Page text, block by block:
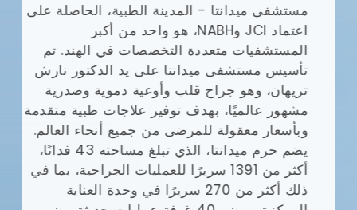
مستشفى ميدانتا - المدينة الطبية، الحاصلة على
اعتماد JCI وNABH، هو واحد من أكبر
المستشفيات متعددة التخصصات في الهند. تم
تأسيس مستشفى ميدانتا على يد الدكتور نارش
تريهان، وهو جراح قلب وأوعية دموية وصدرية
مشهور عالميًا، بهدف توفير علاجات طبية متقدمة
وبأسعار معقولة للمرضى من جميع أنحاء العالم.
يضم حرم ميدانتا، الذي تبلغ مساحته 43 فدانًا،
أكثر من 1391 سريرًا للعمليات الجراحية، بما في
ذلك أكثر من 270 سريرًا في وحدة العناية